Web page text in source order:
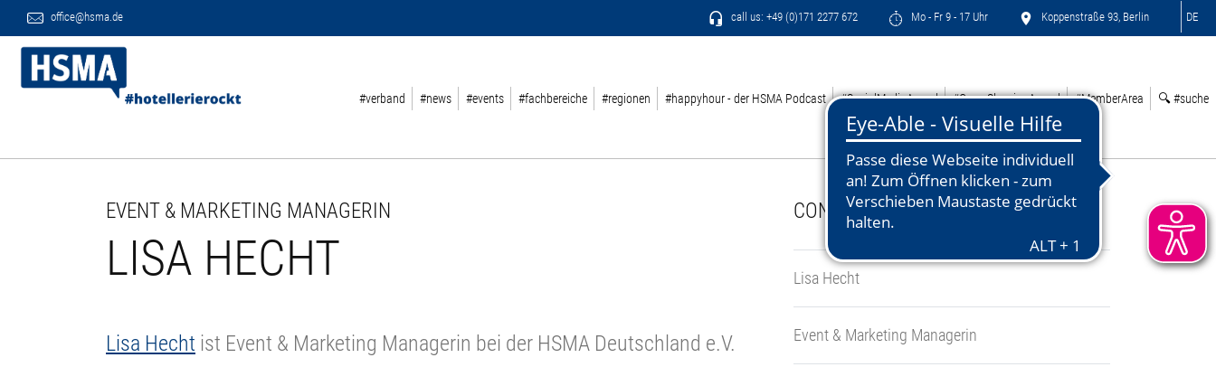
office@hsma.de call us: +49 (0)171 2277 672 Mo - Fr 9 - 17 Uhr Koppenstraße 93, Berlin DE
#verband #news #events #fachbereiche #regionen #happyhour - der HSMA Podcast #SocialMediaAward #GreenSleepingAward #MemberArea 🔍 #suche
EVENT & MARKETING MANAGERIN
LISA HECHT
Lisa Hecht ist Event & Marketing Managerin bei der HSMA Deutschland e.V.
CONTACT:
Lisa Hecht
Event & Marketing Managerin